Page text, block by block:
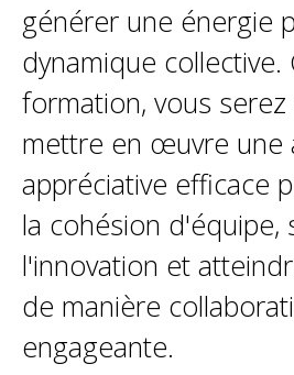
générer une énergie
dynamique collective.
formation, vous
mettre en œuvre une
appréciative efficace
la cohésion d'équipe,
l'innovation et
de manière
engageante.